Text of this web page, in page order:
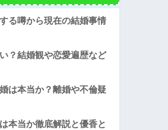
る噂から現在の結婚事情
？結婚観や恋愛遍歴など
は本当か？離婚や不倫疑
本当か徹底解説と優香と